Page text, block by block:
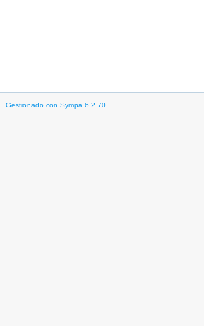
Gestionado con Sympa 6.2.70